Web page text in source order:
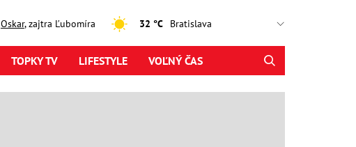
Oskar, zajtra Ľubomíra 32 °C
TOPKY TV LIFESTYLE VOĽNÝ ČAS